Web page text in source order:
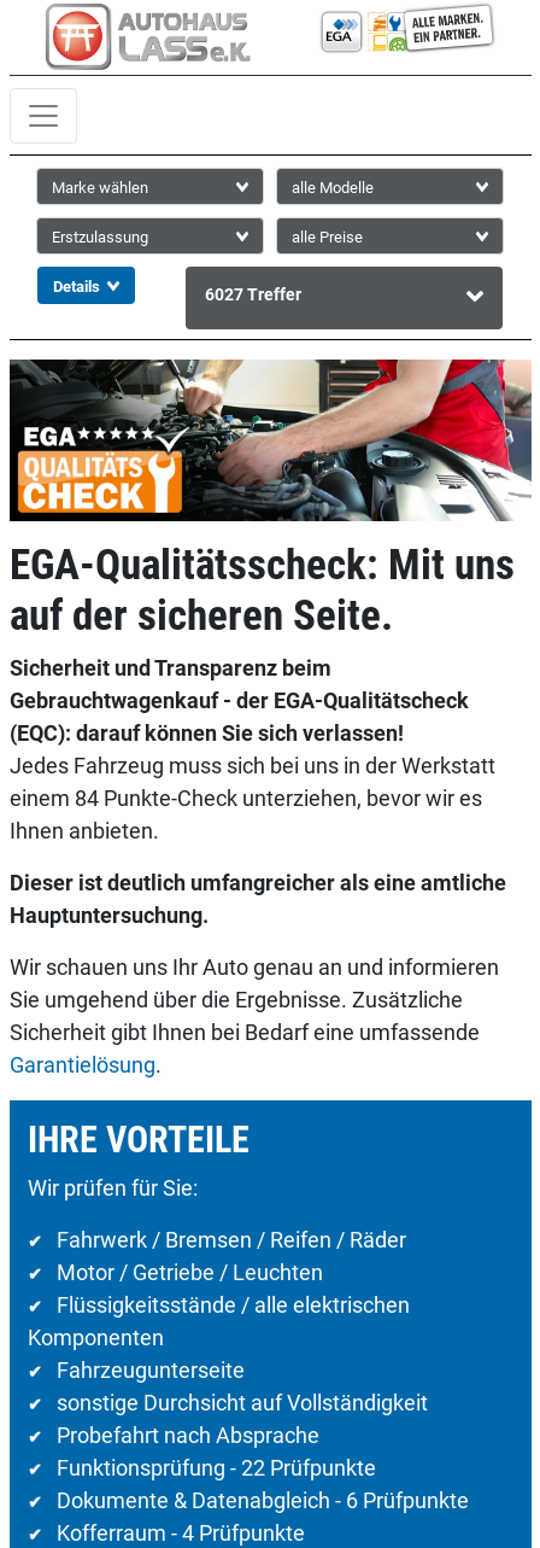
6027Treffer
EGA-Qualitätsscheck: Mit uns
auf der sicheren Seite.
Sicherheit und Transparenz beim
Gebrauchtwagenkauf - der EGA-Qualitätscheck
(EQC): darauf können Sie sich verlassen!
Jedes Fahrzeug muss sich bei uns in der Werkstatt
einem 84 Punkte-Check unterziehen, bevor wir es
Ihnen anbieten.
Dieser ist deutlich umfangreicher als eine amtliche
Hauptuntersuchung.
Wir schauen uns Ihr Auto genau an und informieren
Sie umgehend über die Ergebnisse. Zusätzliche
Sicherheit gibt Ihnen bei Bedarf eine umfassende
Garantielösung.
IHRE VORTEILE
Wir prüfen für Sie:
✔ Fahrwerk / Bremsen / Reifen / Räder
✔ Motor / Getriebe / Leuchten
✔ Flüssigkeitsstände / alle elektrischen
Komponenten
✔ Fahrzeugunterseite
✔ sonstige Durchsicht auf Vollständigkeit
✔ Probefahrt nach Absprache
✔ Funktionsprüfung - 22 Prüfpunkte
✔ Dokumente & Datenabgleich - 6 Prüfpunkte
✔ Kofferraum - 4 Prüfpunkte